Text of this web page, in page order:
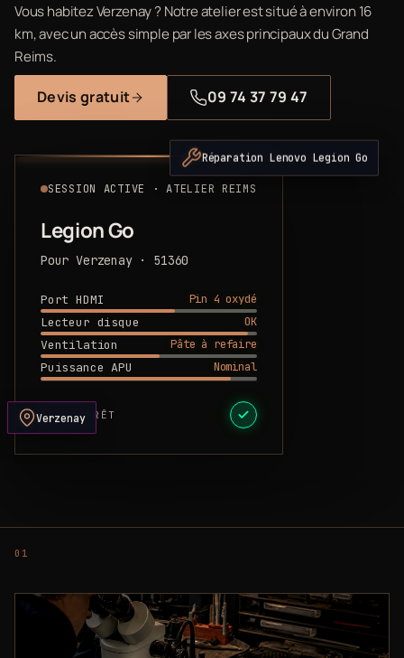
Vous habitez Verzenay ? Notre atelier est situé à environ 16
km, avec un accès simple par les axes principaux du Grand
Reims.
Devis gratuit 09 74 37 79 47
SESSION ACTIVE · ATELIER REIMS
Legion Go
Pour Verzenay · 51360
Port HDMI
Pin 4 oxydé
Lecteur disque
OK
Ventilation
Pâte à refaire
Puissance APU
Nominal
DEVIS PRÊT
Réparation Lenovo Legion Go
Verzenay